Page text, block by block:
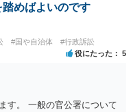
めばよいのです
#国や自治体 #行政訴訟
役にたった 5
す。 一般の官公署について